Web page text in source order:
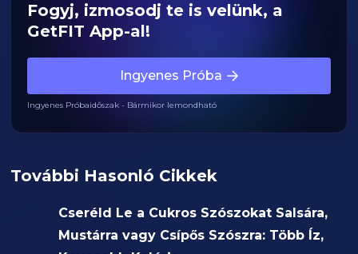
Fogyj, izmosodj te is velünk, a
GetFIT App-al!
Ingyenes Próba
Ingyenes Próbaidőszak - Bármikor lemondható
További Hasonló Cikkek
Cseréld Le a Cukros Szószokat Salsára,
Mustárra vagy Csípős Szószra: Több Íz,